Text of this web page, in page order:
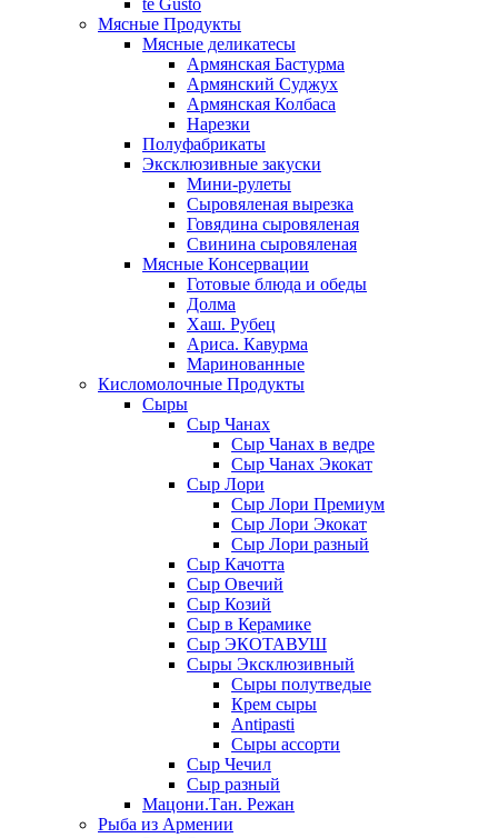
te Gusto
Мясные Продукты
Мясные деликатесы
Армянская Бастурма
Армянский Суджух
Армянская Колбаса
Нарезки
Полуфабрикаты
Эксклюзивные закуски
Мини-рулеты
Сыровяленая вырезка
Говядина сыровяленая
Свинина сыровяленая
Мясные Консервации
Готовые блюда и обеды
Долма
Хаш. Рубец
Ариса. Кавурма
Маринованные
Кисломолочные Продукты
Сыры
Сыр Чанах
Сыр Чанах в ведре
Сыр Чанах Экокат
Сыр Лори
Сыр Лори Премиум
Сыр Лори Экокат
Сыр Лори разный
Сыр Качотта
Сыр Овечий
Сыр Козий
Сыр в Керамике
Сыр ЭКОТАВУШ
Сыры Эксклюзивный
Сыры полутведые
Крем сыры
Antipasti
Сыры ассорти
Сыр Чечил
Сыр разный
Мацони.Тан. Режан
Рыба из Армении